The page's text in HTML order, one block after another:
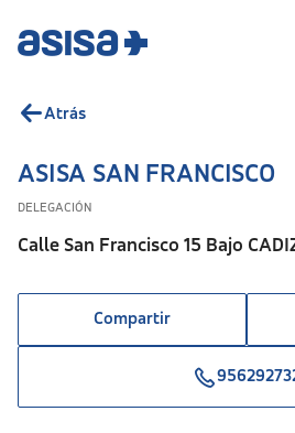
Atrás
ASISA SAN FRANCISCO
DELEGACIÓN
Calle San Francisco 15 Bajo
Compartir